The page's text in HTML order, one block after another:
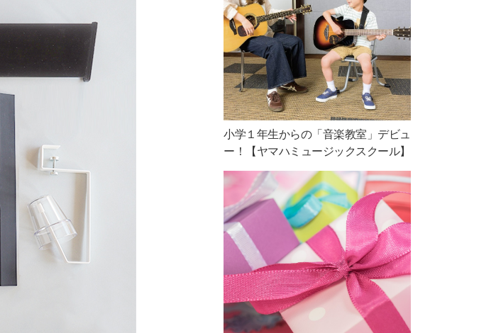
小学１年生からの「音楽教室」デビュ
ー！【ヤマハミュージックスクール】